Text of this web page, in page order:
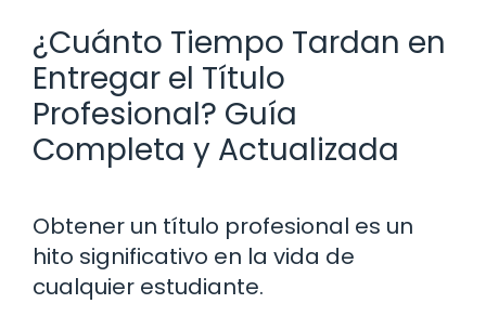
¿Cuánto Tiempo Tardan en
Entregar el Título
Profesional? Guía
Completa y Actualizada
Obtener un título profesional es un
hito significativo en la vida de
cualquier estudiante.